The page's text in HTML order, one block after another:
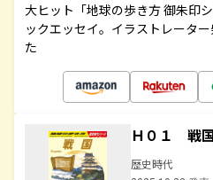
大ヒット「地球の歩き方 御朱印
ックエッセイ。イラストレータ
た
Ｈ０１ 戦
歴史時代